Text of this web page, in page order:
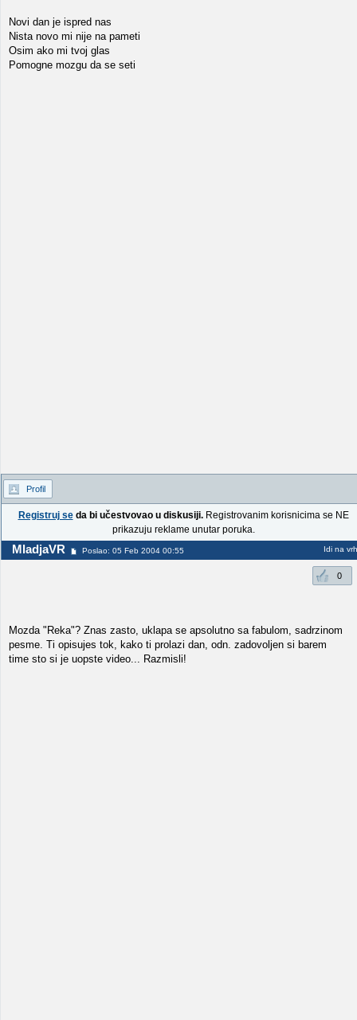
Novi dan je ispred nas
Nista novo mi nije na pameti
Osim ako mi tvoj glas
Pomogne mozgu da se seti
Profil
Registruj seda bi učestvovao u diskusiji.Registrovanim korisnicima se NE
prikazuju reklame unutar poruka.
MladjaVR Poslao: 05 Feb 2004 00:55 Idi na vrh
0
Mozda "Reka"? Znas zasto, uklapa se apsolutno sa fabulom, sadrzinom
pesme. Ti opisujes tok, kako ti prolazi dan, odn. zadovoljen si barem
time sto si je uopste video... Razmisli!